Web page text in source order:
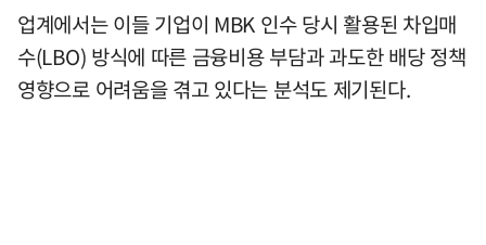
업계에서는 이들 기업이 MBK 인수 당시 활용된 차입매
수(LBO) 방식에 따른 금융비용 부담과 과도한 배당 정책
영향으로 어려움을 겪고 있다는 분석도 제기된다.